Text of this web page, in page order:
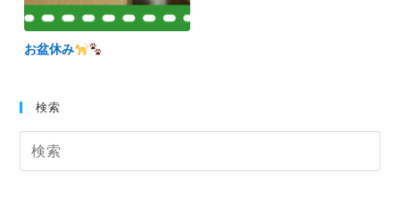
お盆休み
検索